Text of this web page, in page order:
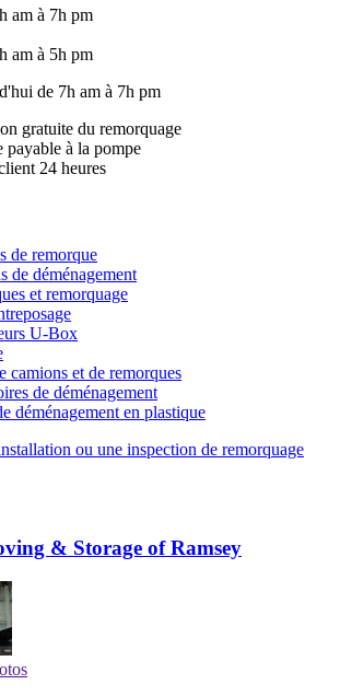
am à 7h pm
am à 5h pm
de 7h am à 7h pm
gratuite du remorquage
payable à la pompe
24 heures
de remorque
de déménagement
et remorquage
U-Box
camions et de remorques
de déménagement
déménagement en plastique
ou une inspection de remorquage
& Storage of Ramsey